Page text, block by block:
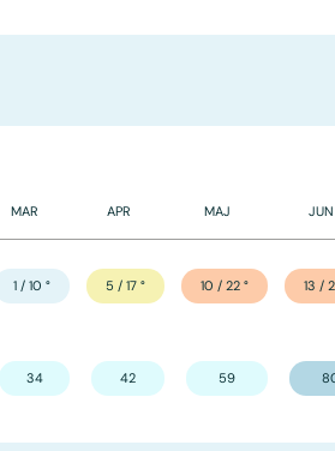
MAR APR MAJ JUN
1 / 10 ° 5 / 17 ° 10 / 22 ° 13 /
34 42 59